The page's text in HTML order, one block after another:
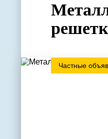
Частные